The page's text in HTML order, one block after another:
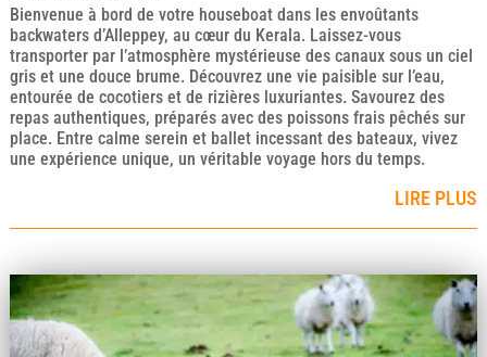
Bienvenue à bord de votre houseboat dans les envoûtants
backwaters d’Alleppey, au cœur du Kerala. Laissez-vous
transporter par l’atmosphère mystérieuse des canaux sous un ciel
gris et une douce brume. Découvrez une vie paisible sur l’eau,
entourée de cocotiers et de rizières luxuriantes. Savourez des
repas authentiques, préparés avec des poissons frais pêchés sur
place. Entre calme serein et ballet incessant des bateaux, vivez
une expérience unique, un véritable voyage hors du temps.
LIRE PLUS